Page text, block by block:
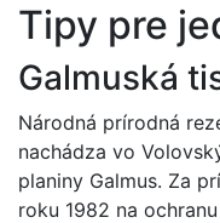
Tipy pre
Galmuská
Národná prírodná
nachádza vo
planiny Galmus. Za
roku 1982 na